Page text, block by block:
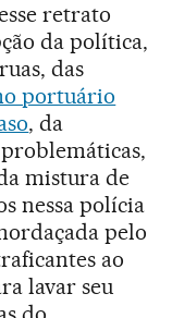
retrato
da política,
das
portuário
, da
mistura de
nessa polícia
pelo
ao
lavar seu